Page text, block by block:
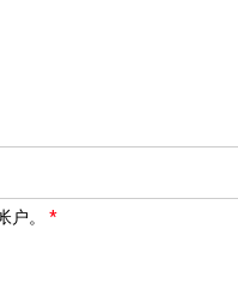
。